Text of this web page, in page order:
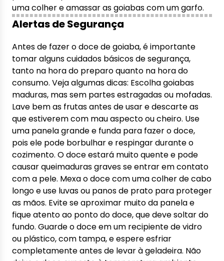
uma colher e amassar as goiabas com um garfo.
Alertas de Segurança
Antes de fazer o doce de goiaba, é importante
tomar alguns cuidados básicos de segurança,
tanto na hora do preparo quanto na hora do
consumo. Veja algumas dicas: Escolha goiabas
maduras, mas sem partes estragadas ou mofadas.
Lave bem as frutas antes de usar e descarte as
que estiverem com mau aspecto ou cheiro. Use
uma panela grande e funda para fazer o doce,
pois ele pode borbulhar e respingar durante o
cozimento. O doce estará muito quente e pode
causar queimaduras graves se entrar em contato
com a pele. Mexa o doce com uma colher de cabo
longo e use luvas ou panos de prato para proteger
as mãos. Evite se aproximar muito da panela e
fique atento ao ponto do doce, que deve soltar do
fundo. Guarde o doce em um recipiente de vidro
ou plástico, com tampa, e espere esfriar
completamente antes de levar à geladeira. Não